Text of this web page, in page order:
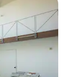
Goede
Shinagawa: 🚃
Shibuya/
minuten Ueno/
minuten
ongeveer 35
grote